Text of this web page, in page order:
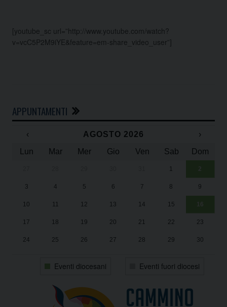
[youtube_sc url=”http://www.youtube.com/watch?
v=vcC5P2M9iYE&feature=em-share_video_user”]
APPUNTAMENTI
‹ AGOSTO 2026
›
Lun
Mar Mer Gio Ven Sab Dom
1 2
3 4 5 6 7 8 9
10 11 12 13 14 15 16
17 18 19 20 21 22 23
24 25 26 27 28 29 30
Eventi diocesani Eventi fuori diocesi